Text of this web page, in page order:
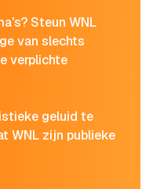
Steun WNL
van slechts
verplichte
geluid te
WNL zijn publieke